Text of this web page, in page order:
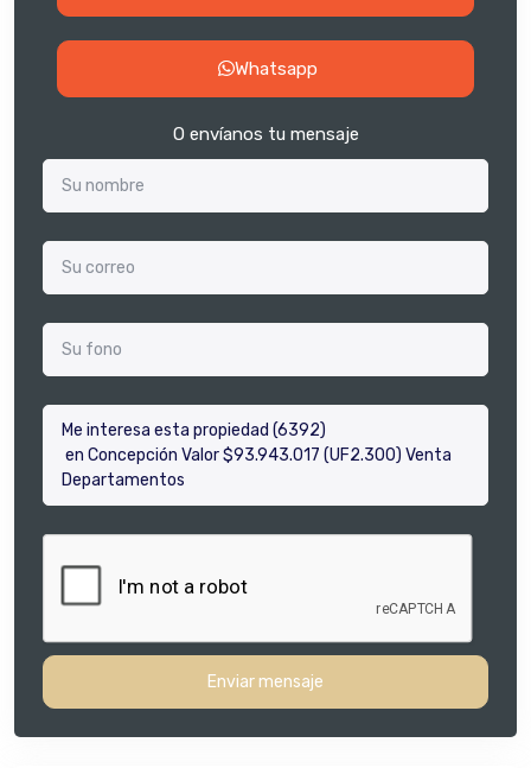
Whatsapp
O envíanos tu mensaje
Enviar mensaje